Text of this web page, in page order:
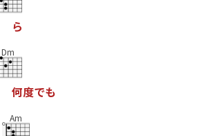
ら
Dm
何度でも
Am